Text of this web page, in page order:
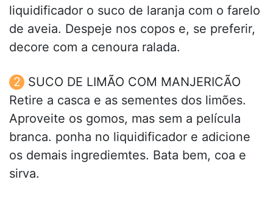
liquidificador o suco de laranja com o farelo
de aveia. Despeje nos copos e, se preferir,
decore com a cenoura ralada.
SUCO DE LIMÃO COM MANJERICÃO
Retire a casca e as sementes dos limões.
Aproveite os gomos, mas sem a película
branca. ponha no liquidificador e adicione
os demais ingrediemtes. Bata bem, coa e
sirva.